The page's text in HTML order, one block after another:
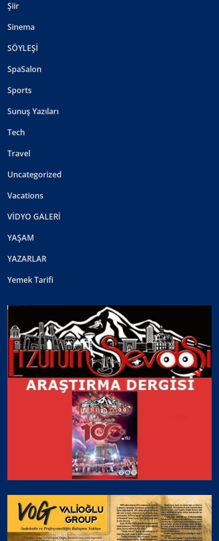
Şiir
Sinema
SÖYLEŞİ
SpaSalon
Sports
Sunuş Yazıları
Tech
Travel
Uncategorized
Vacations
VİDYO GALERİ
YAŞAM
YAZARLAR
Yemek Tarifi